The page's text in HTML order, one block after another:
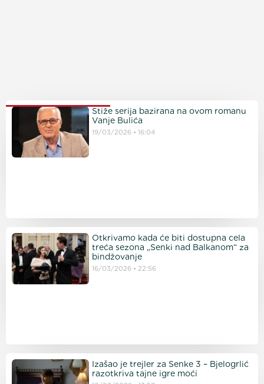
PROČITAJTE JOŠStiže serija bazirana na ovom romanu
Vanje Bulića
19/03/2026 16:04
Otkrivamo kada će biti dostupna cela
treća sezona „Senki nad Balkanom“ za
bindžovanje
16/03/2026 22:56
Izašao je trejler za Senke 3 – Bjelogrlić
razotkriva tajne igre moći